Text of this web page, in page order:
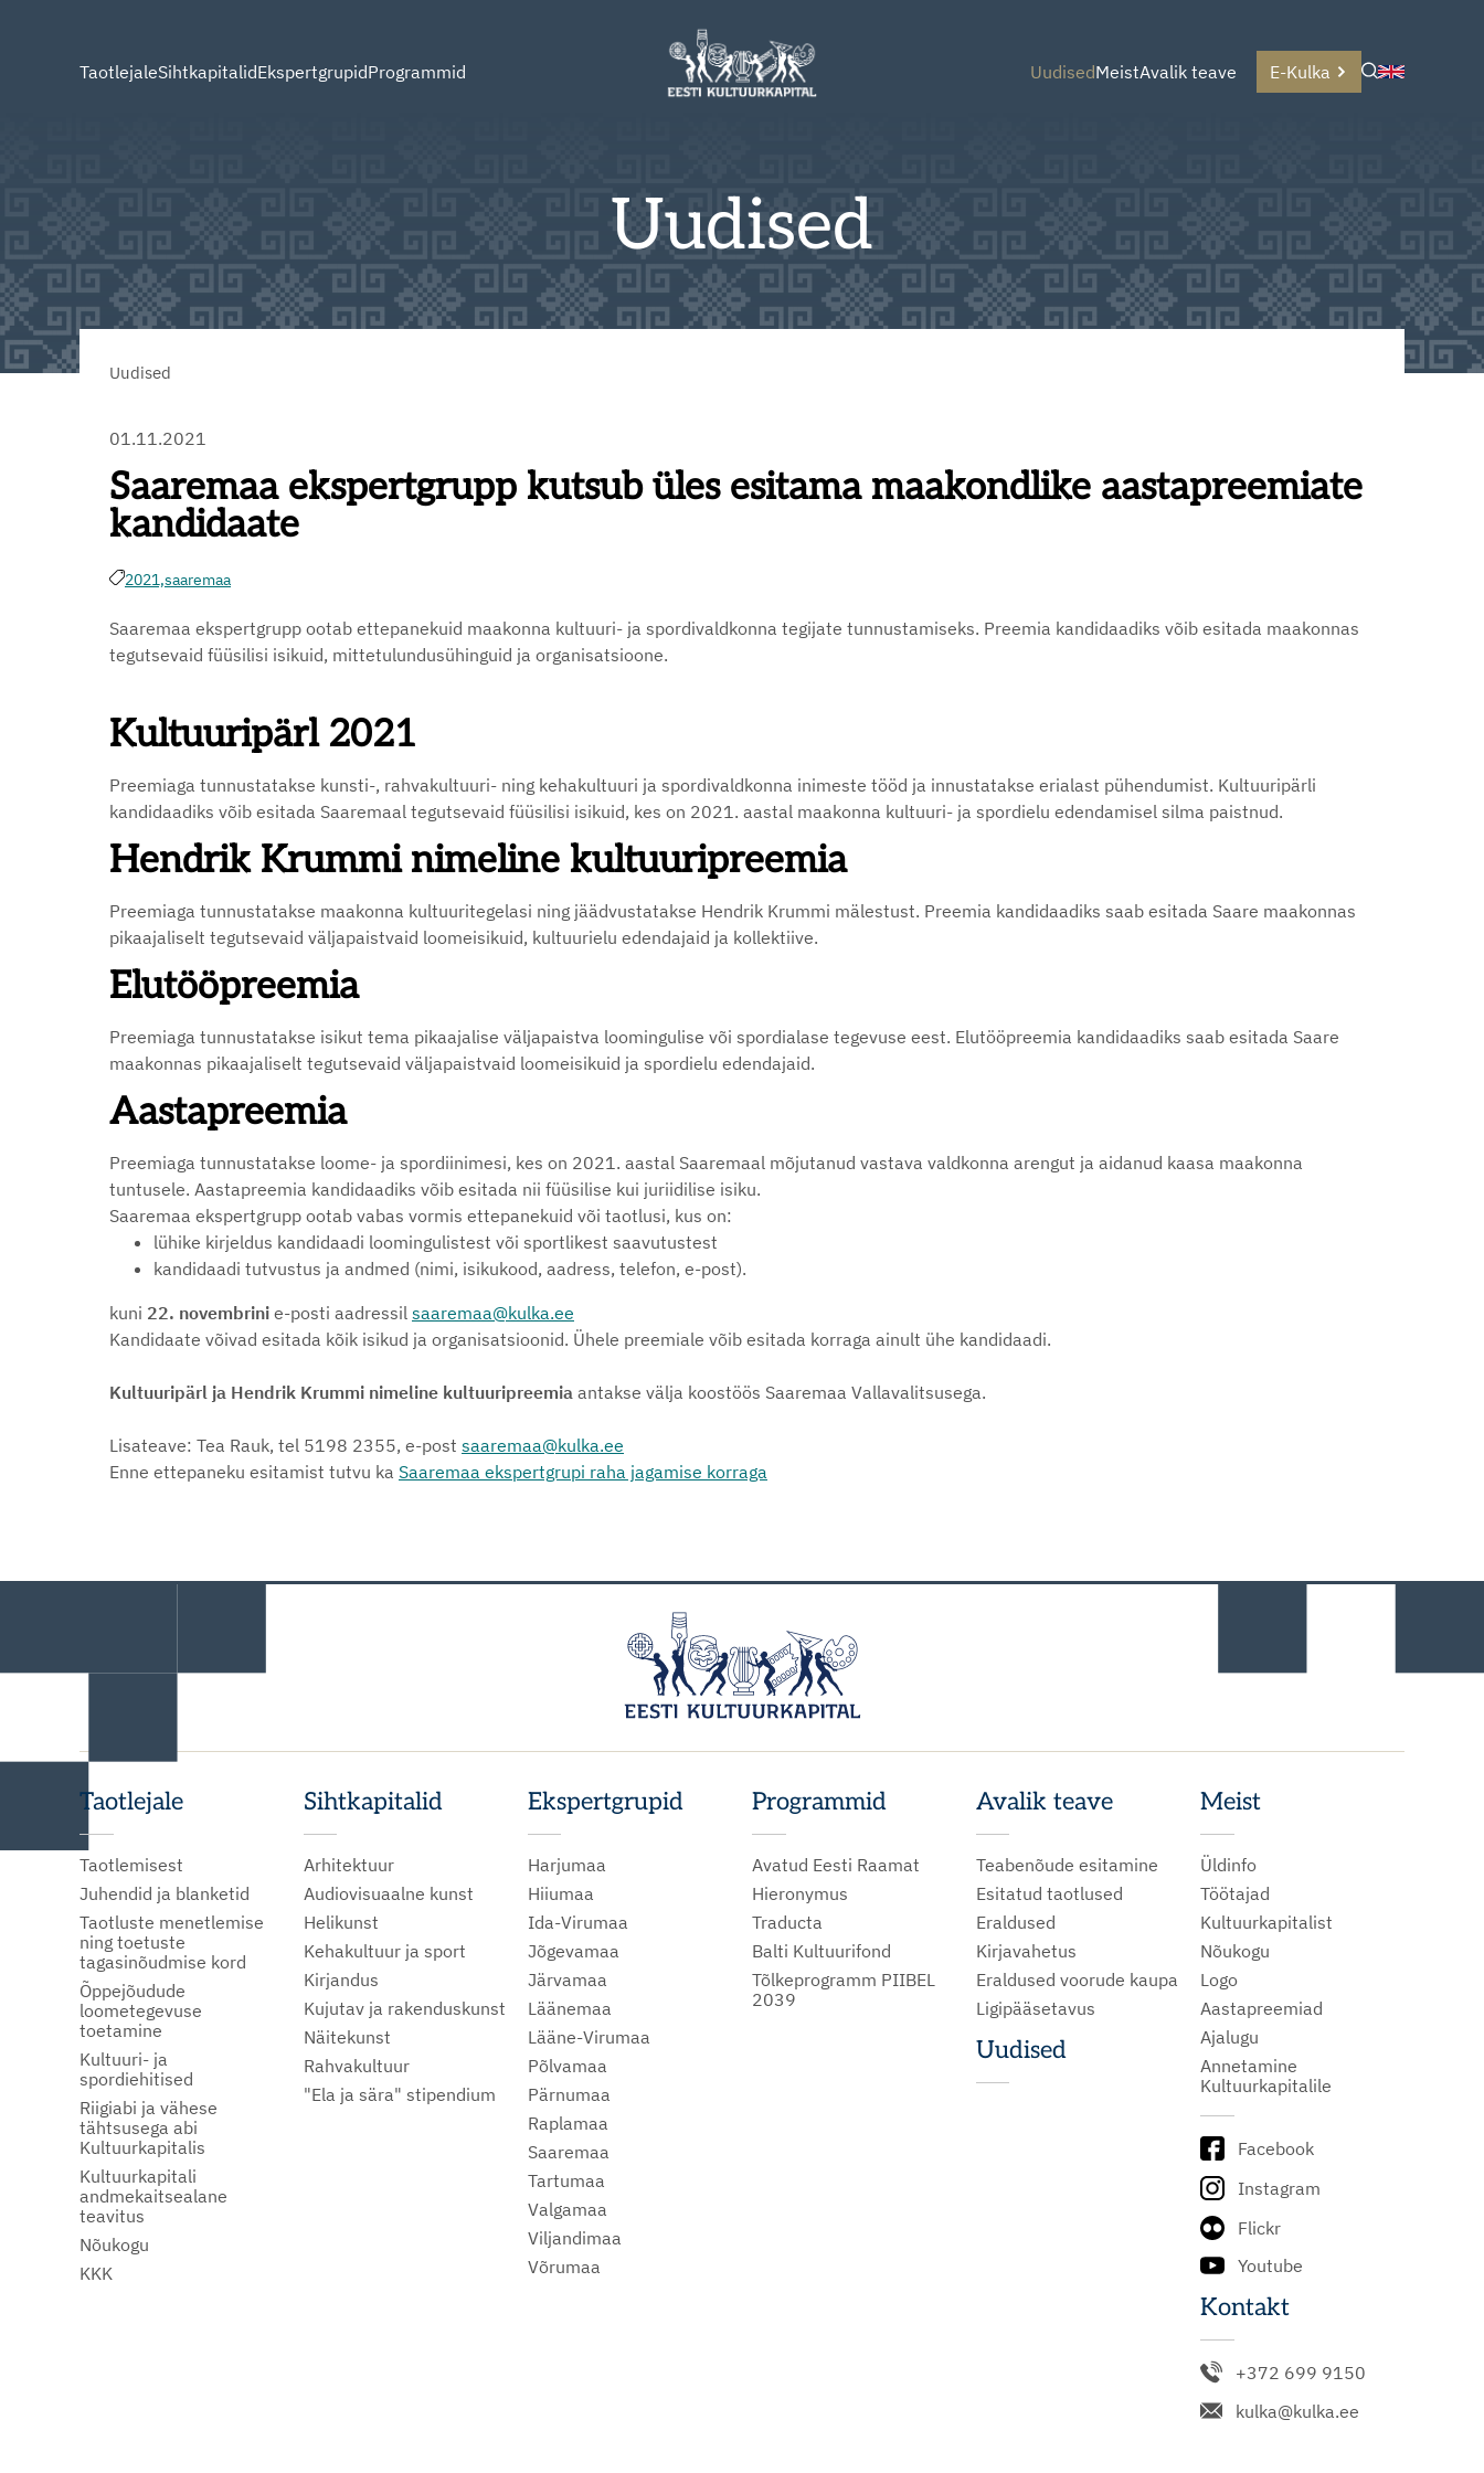
TaotlejaleSihtkapitalidEkspertgrupidProgrammid UudisedMeistAvalik teave E-Kulka
Uudised
Uudised
01.11.2021
Saaremaa ekspertgrupp kutsub üles esitama maakondlike aastapreemiate
kandidaate
2021,saaremaa
Saaremaa ekspertgrupp ootab ettepanekuid maakonna kultuuri- ja spordivaldkonna tegijate tunnustamiseks. Preemia kandidaadiks võib esitada maakonnas
tegutsevaid füüsilisi isikuid, mittetulundusühinguid ja organisatsioone.
Kultuuripärl 2021
Preemiaga tunnustatakse kunsti-, rahvakultuuri- ning kehakultuuri ja spordivaldkonna inimeste tööd ja innustatakse erialast pühendumist. Kultuuripärli
kandidaadiks võib esitada Saaremaal tegutsevaid füüsilisi isikuid, kes on 2021. aastal maakonna kultuuri- ja spordielu edendamisel silma paistnud.
Hendrik Krummi nimeline kultuuripreemia
Preemiaga tunnustatakse maakonna kultuuritegelasi ning jäädvustatakse Hendrik Krummi mälestust. Preemia kandidaadiks saab esitada Saare maakonnas
pikaajaliselt tegutsevaid väljapaistvaid loomeisikuid, kultuurielu edendajaid ja kollektiive.
Elutööpreemia
Preemiaga tunnustatakse isikut tema pikaajalise väljapaistva loomingulise või spordialase tegevuse eest. Elutööpreemia kandidaadiks saab esitada Saare
maakonnas pikaajaliselt tegutsevaid väljapaistvaid loomeisikuid ja spordielu edendajaid.
Aastapreemia
Preemiaga tunnustatakse loome- ja spordiinimesi, kes on 2021. aastal Saaremaal mõjutanud vastava valdkonna arengut ja aidanud kaasa maakonna
tuntusele. Aastapreemia kandidaadiks võib esitada nii füüsilise kui juriidilise isiku.
Saaremaa ekspertgrupp ootab vabas vormis ettepanekuid või taotlusi, kus on:
lühike kirjeldus kandidaadi loomingulistest või sportlikest saavutustest
kandidaadi tutvustus ja andmed (nimi, isikukood, aadress, telefon, e-post).
kuni 22. novembrini e-posti aadressil saaremaa@kulka.ee
Kandidaate võivad esitada kõik isikud ja organisatsioonid. Ühele preemiale võib esitada korraga ainult ühe kandidaadi.
Kultuuripärl ja Hendrik Krummi nimeline kultuuripreemia antakse välja koostöös Saaremaa Vallavalitsusega.
Lisateave: Tea Rauk, tel 5198 2355, e-post saaremaa@kulka.ee
Enne ettepaneku esitamist tutvu ka Saaremaa ekspertgrupi raha jagamise korraga
Taotlejale
Taotlemisest
Juhendid ja blanketid
Taotluste menetlemise
ning toetuste
tagasinõudmise kord
Õppejõudude
loometegevuse
toetamine
Kultuuri- ja
spordiehitised
Riigiabi ja vähese
tähtsusega abi
Kultuurkapitalis
Kultuurkapitali
andmekaitsealane
teavitus
Nõukogu
KKK
Sihtkapitalid
Arhitektuur
Audiovisuaalne kunst
Helikunst
Kehakultuur ja sport
Kirjandus
Kujutav ja rakenduskunst
Näitekunst
Rahvakultuur
"Ela ja sära" stipendium
Ekspertgrupid
Harjumaa
Hiiumaa
Ida-Virumaa
Jõgevamaa
Järvamaa
Läänemaa
Lääne-Virumaa
Põlvamaa
Pärnumaa
Raplamaa
Saaremaa
Tartumaa
Valgamaa
Viljandimaa
Võrumaa
Programmid
Avatud Eesti Raamat
Hieronymus
Traducta
Balti Kultuurifond
Tõlkeprogramm PIIBEL
2039
Avalik teave
Teabenõude esitamine
Esitatud taotlused
Eraldused
Kirjavahetus
Eraldused voorude kaupa
Ligipääsetavus
Uudised
Meist
Üldinfo
Töötajad
Kultuurkapitalist
Nõukogu
Logo
Aastapreemiad
Ajalugu
Annetamine
Kultuurkapitalile
Facebook
Instagram
Flickr
Youtube
Kontakt
+372 699 9150
kulka@kulka.ee